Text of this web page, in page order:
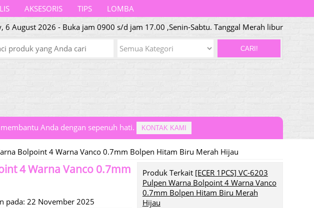
AKSESORIS TIPS LOMBA
6 August 2026 - Buka jam 0900 s/d jam 17.00 ,Senin-Sabtu. Tanggal Merah libur
CARI!
Anda dengan sepenuh hati. KONTAK KAMI
Bolpoint 4 Warna Vanco 0.7mm Bolpen Hitam Biru Merah Hijau
4 Warna Vanco 0.7mm
pada: 22 November 2025
Produk Terkait [ECER 1PCS] VC-6203
Pulpen Warna Bolpoint 4 Warna Vanco
0.7mm Bolpen Hitam Biru Merah
Hijau